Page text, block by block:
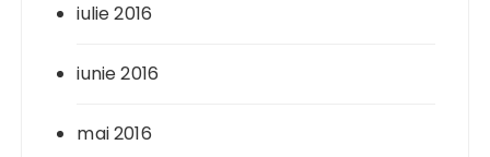
iulie 2016
iunie 2016
mai 2016